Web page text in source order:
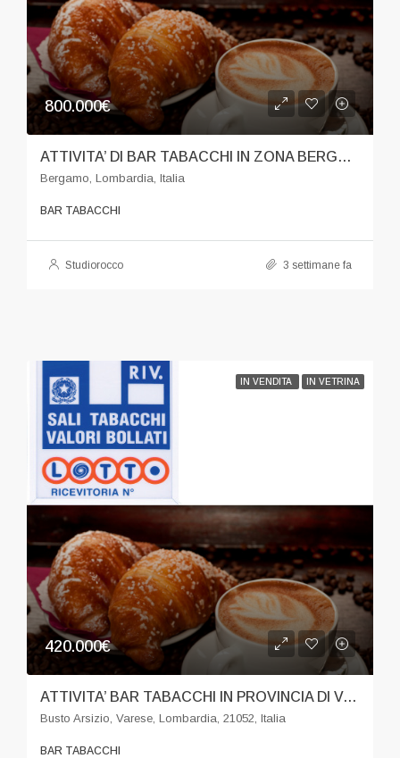
800.000€
ATTIVITA’ DI BAR TABACCHI IN ZONA BERGAMO
Bergamo, Lombardia, Italia
BAR TABACCHI
Studiorocco 3 settimane fa
IN VENDITA IN VETRINA
420.000€
ATTIVITA’ BAR TABACCHI IN PROVINCIA DI VARESE
Busto Arsizio, Varese, Lombardia, 21052, Italia
BAR TABACCHI